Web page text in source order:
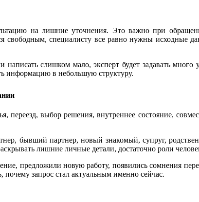
на лишние уточнения. Это важно при
свободным, специалисту все равно нужны исходные
слишком мало, эксперт будет задавать много
информацию в небольшую структуру.
выбор решения, внутреннее состояние,
бывший партнер, новый знакомый, супруг,
лишние личные детали, достаточно роли
предложили новую работу, появились сомнения
почему запрос стал актуальным именно сейчас.